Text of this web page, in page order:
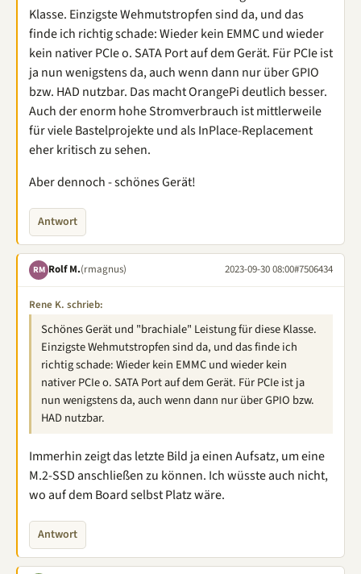
Klasse. Einzigste Wehmutstropfen sind da, und das
finde ich richtig schade: Wieder kein EMMC und wieder
kein nativer PCIe o. SATA Port auf dem Gerät. Für PCIe ist
ja nun wenigstens da, auch wenn dann nur über GPIO
bzw. HAD nutzbar. Das macht OrangePi deutlich besser.
Auch der enorm hohe Stromverbrauch ist mittlerweile
für viele Bastelprojekte und als InPlace-Replacement
eher kritisch zu sehen.
Aber dennoch - schönes Gerät!
Antwort
RM Rolf M.(rmagnus) 2023-09-30 08:00#7506434
Rene K. schrieb:
Schönes Gerät und "brachiale" Leistung für diese Klasse.
Einzigste Wehmutstropfen sind da, und das finde ich
richtig schade: Wieder kein EMMC und wieder kein
nativer PCIe o. SATA Port auf dem Gerät. Für PCIe ist ja
nun wenigstens da, auch wenn dann nur über GPIO bzw.
HAD nutzbar.
Immerhin zeigt das letzte Bild ja einen Aufsatz, um eine
M.2-SSD anschließen zu können. Ich wüsste auch nicht,
wo auf dem Board selbst Platz wäre.
Antwort